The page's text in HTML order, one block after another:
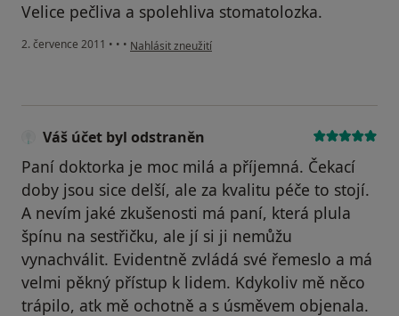
Velice pečliva a spolehliva stomatolozka.
2. července 2011 • • • podle názoru uživatele Pacient
Nahlásit zneužití
Váš účet byl odstraněn
Paní doktorka je moc milá a příjemná. Čekací
doby jsou sice delší, ale za kvalitu péče to stojí.
A nevím jaké zkušenosti má paní, která plula
špínu na sestřičku, ale jí si ji nemůžu
vynachválit. Evidentně zvládá své řemeslo a má
velmi pěkný přístup k lidem. Kdykoliv mě něco
trápilo, atk mě ochotně a s úsměvem objenala.